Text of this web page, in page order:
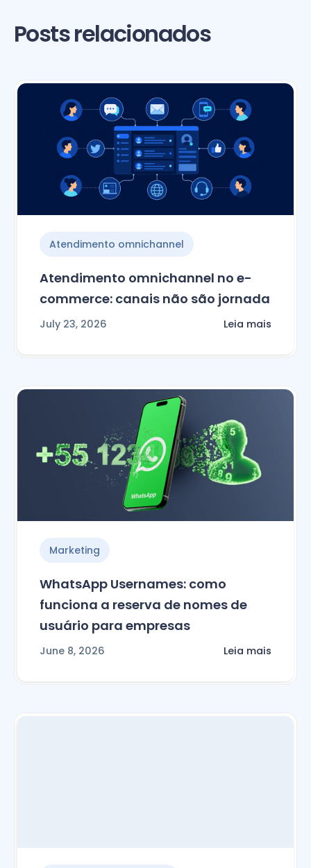
Posts relacionados
Atendimento omnichannel
Atendimento omnichannel no e-
commerce: canais não são jornada
July 23, 2026 Leia mais
Marketing
WhatsApp Usernames: como
funciona a reserva de nomes de
usuário para empresas
June 8, 2026 Leia mais